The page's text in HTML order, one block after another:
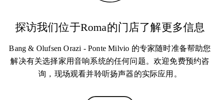
探访我们位于Roma的门店了解更多信息
Bang & Olufsen Orazi - Ponte Milvio 的专家随时准备帮助您
解决有关选择家用音响系统的任何问题。欢迎免费预约咨
询，现场观看并聆听扬声器的实际应用。